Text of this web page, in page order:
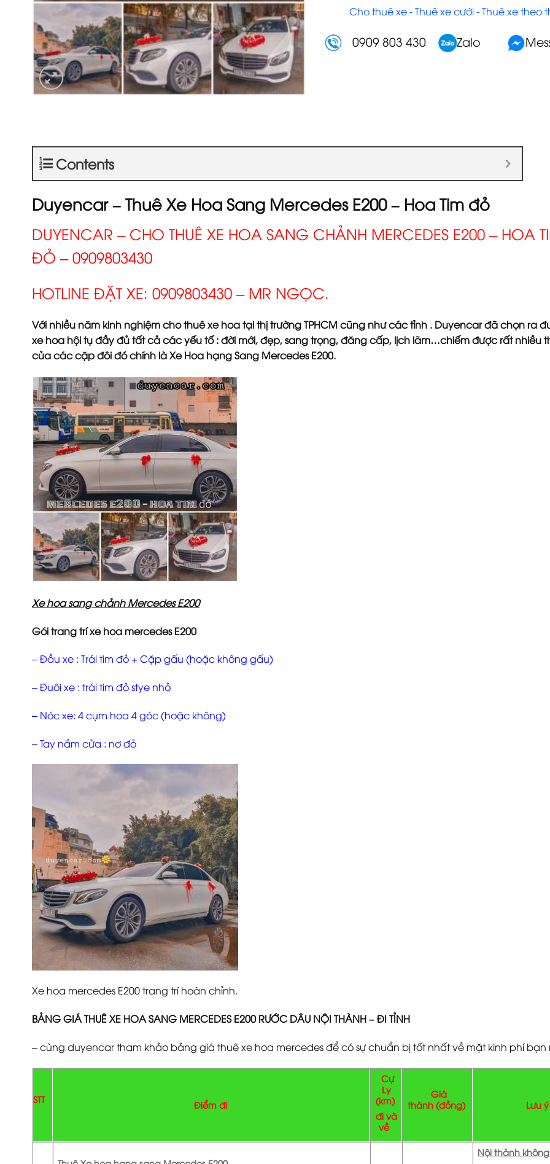
Cho thuê xe - Thuê xe cưới - Thuê xe theo
0909 803 430 Zalo
Contents
Duyencar – Thuê Xe Hoa Sang Mercedes E200 – Hoa Tim đỏ
DUYENCAR – CHO THUÊ XE HOA SANG CHẢNH MERCEDES E200 – HOA
ĐỎ – 0909803430
HOTLINE ĐẶT XE: 0909803430 – MR NGỌC.
Với nhiều năm kinh nghiệm cho thuê xe hoa tại thị trường TPHCM cũng như các tỉnh . Duyencar đã chọn ra
xe hoa hội tụ đầy đủ tất cả các yếu tố : đời mới, đẹp, sang trọng, đăng cấp, lịch lãm…chiếm được rất nhiều
của các cặp đôi đó chính là Xe Hoa hạng Sang Mercedes E200.
Xe hoa sang chảnh Mercedes E200
Gói trang trí xe hoa mercedes E200
– Đầu xe : Trái tim đỏ + Cặp gấu (hoặc không gấu)
– Đuôi xe : trái tim đỏ stye nhỏ
– Nóc xe: 4 cụm hoa 4 góc (hoặc không)
– Tay nắm cửa : nơ đỏ
Xe hoa mercedes E200 trang trí hoàn chỉnh.
BẢNG GIÁ THUÊ XE HOA SANG MERCEDES E200 RƯỚC DÂU NỘI THÀNH – ĐI TỈNH
– cùng duyencar tham khảo bảng giá thuê xe hoa mercedes để có sự chuẩn bị tốt nhất về mặt kinh phí bạn
STT Điểm đi
Cự
Ly
(km)
đi và
về
Giá
thành (đồng) Lưu ý
Nội thành